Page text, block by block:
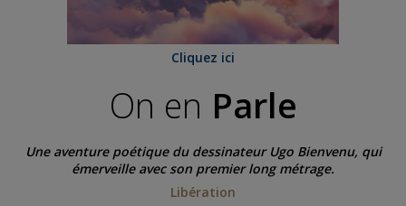
Cliquez ici
On en Parle
Une aventure poétique du dessinateur Ugo Bienvenu, qui
émerveille avec son premier long métrage.
Libération